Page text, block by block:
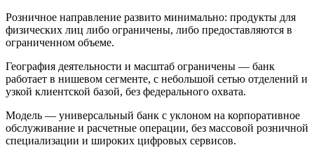
Розничное направление развито минимально: продукты для
физических лиц либо ограничены, либо предоставляются в
ограниченном объеме.
География деятельности и масштаб ограничены — банк
работает в нишевом сегменте, с небольшой сетью отделений и
узкой клиентской базой, без федерального охвата.
Модель — универсальный банк с уклоном на корпоративное
обслуживание и расчетные операции, без массовой розничной
специализации и широких цифровых сервисов.